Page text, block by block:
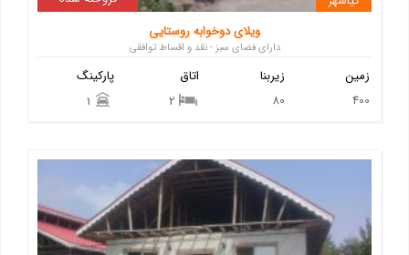
ویلای دوخوابه روستایی
دارای فضای سبز - نقد و اقساط توافقی
پارکینگ
اتاق
2
زیربنا
80
زمین
400